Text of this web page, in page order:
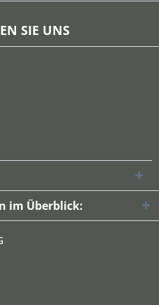
SIE UNS
im Überblick: